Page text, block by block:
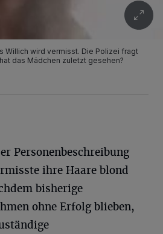
Willich wird vermisst. Die Polizei fragt
das Mädchen zuletzt gesehen?
Personenbeschreibung
ihre Haare blond
bisherige
ohne Erfolg blieben,